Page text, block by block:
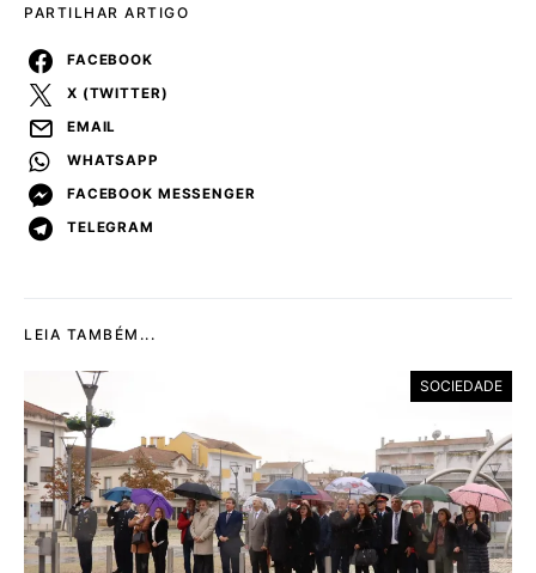
PARTILHAR ARTIGO
FACEBOOK
X (TWITTER)
EMAIL
WHATSAPP
FACEBOOK MESSENGER
TELEGRAM
LEIA TAMBÉM...
SOCIEDADE